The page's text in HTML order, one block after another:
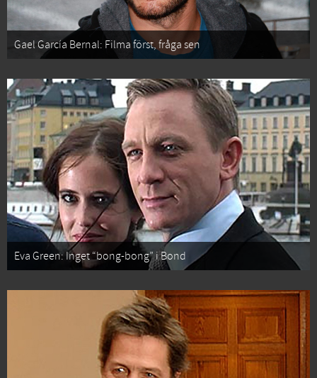
Gael García Bernal: Filma först, fråga sen
Eva Green: Inget “bong-bong” i Bond